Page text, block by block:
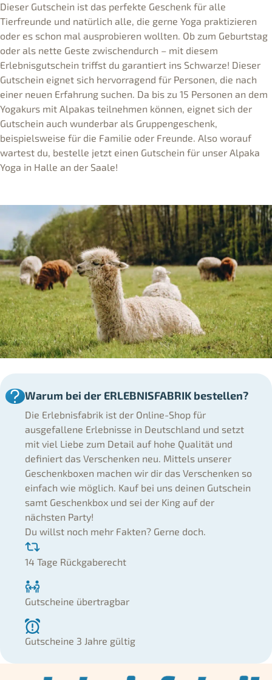
Dieser Gutschein ist das perfekte Geschenk für alle
Tierfreunde und natürlich alle, die gerne Yoga praktizieren
oder es schon mal ausprobieren wollten. Ob zum Geburtstag
oder als nette Geste zwischendurch – mit diesem
Erlebnisgutschein triffst du garantiert ins Schwarze! Dieser
Gutschein eignet sich hervorragend für Personen, die nach
einer neuen Erfahrung suchen. Da bis zu 15 Personen an dem
Yogakurs mit Alpakas teilnehmen können, eignet sich der
Gutschein auch wunderbar als Gruppengeschenk,
beispielsweise für die Familie oder Freunde. Also worauf
wartest du, bestelle jetzt einen Gutschein für unser Alpaka
Yoga in Halle an der Saale!
Warum bei der ERLEBNISFABRIK bestellen?
Die Erlebnisfabrik ist der Online-Shop für
ausgefallene Erlebnisse in Deutschland und setzt
mit viel Liebe zum Detail auf hohe Qualität und
definiert das Verschenken neu. Mittels unserer
Geschenkboxen machen wir dir das Verschenken so
einfach wie möglich. Kauf bei uns deinen Gutschein
samt Geschenkbox und sei der King auf der
nächsten Party!
Du willst noch mehr Fakten? Gerne doch.
14 Tage Rückgaberecht
Gutscheine übertragbar
Gutscheine 3 Jahre gültig